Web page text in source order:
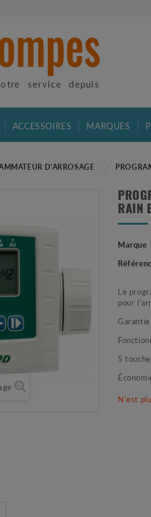
service depuis
ACCESSOIRES MARQUES
D'ARROSAGE
RAIN
Marque
Le
pour
Garantie
5
N'est